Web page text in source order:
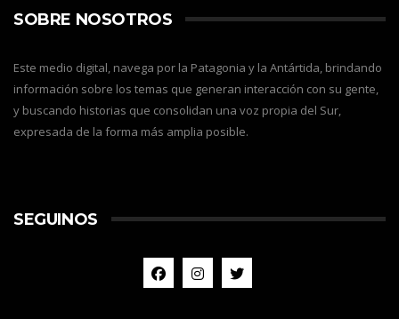
SOBRE NOSOTROS
Este medio digital, navega por la Patagonia y la Antártida, brindando
información sobre los temas que generan interacción con su gente,
y buscando historias que consolidan una voz propia del Sur,
expresada de la forma más amplia posible.
SEGUINOS